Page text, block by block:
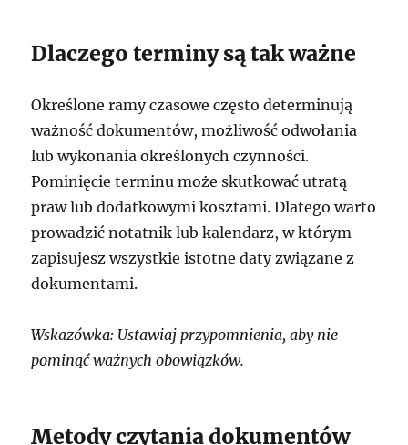
Dlaczego terminy są tak ważne
Określone ramy czasowe często determinują
ważność dokumentów, możliwość odwołania
lub wykonania określonych czynności.
Pominięcie terminu może skutkować utratą
praw lub dodatkowymi kosztami. Dlatego warto
prowadzić notatnik lub kalendarz, w którym
zapisujesz wszystkie istotne daty związane z
dokumentami.
Wskazówka: Ustawiaj przypomnienia, aby nie
pominąć ważnych obowiązków.
Metody czytania dokumentów